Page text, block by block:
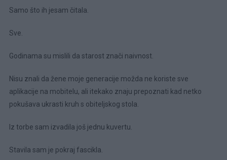
Samo što ih jesam čitala.
Sve.
Godinama su mislili da starost znači naivnost.
Nisu znali da žene moje generacije možda ne koriste sve
aplikacije na mobitelu, ali itekako znaju prepoznati kad netko
pokušava ukrasti kruh s obiteljskog stola.
Iz torbe sam izvadila još jednu kuvertu.
Stavila sam je pokraj fascikla.